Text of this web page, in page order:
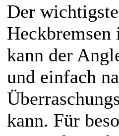
Der
kann der
und einfach
kann. Für